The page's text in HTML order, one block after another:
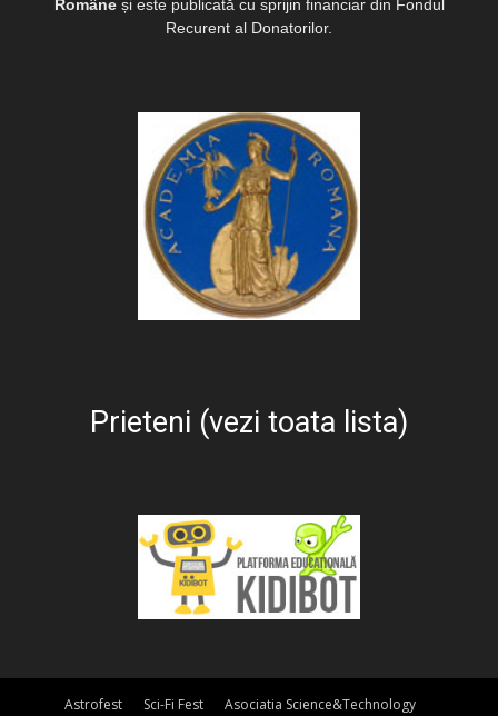
Româneși este publicată cu sprijin financiar din Fondul
Recurent al Donatorilor.
Prieteni (vezi toata lista)
Astrofest Sci-Fi Fest Asociatia Science&Technology